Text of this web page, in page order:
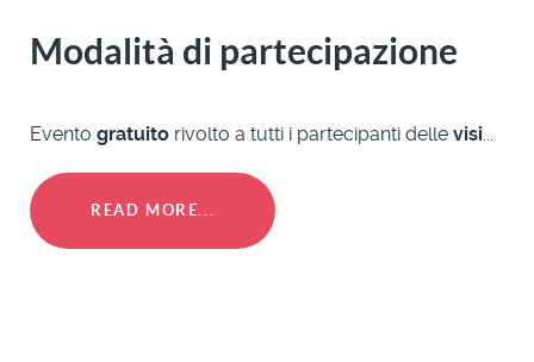
Modalità di partecipazione
Evento gratuito rivolto a tutti i partecipanti delle visi
READ MORE...